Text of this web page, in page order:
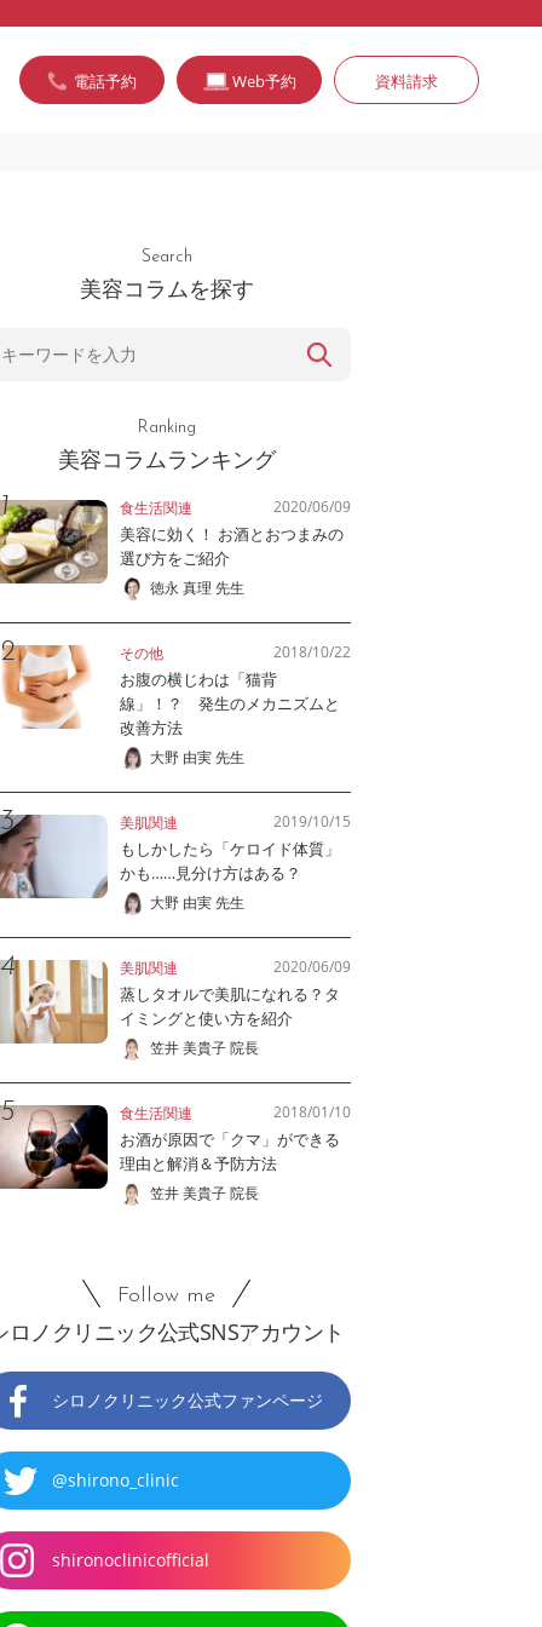
電話予約 Web予約 資料請求
Search
美容コラムを探す
Ranking
美容コラムランキング
食生活関連 2020/06/09
美容に効く！ お酒とおつまみの
選び方をご紹介
徳永 真理 先生
その他 2018/10/22
お腹の横じわは「猫背
線」！？ 発生のメカニズムと
改善方法
大野 由実 先生
美肌関連 2019/10/15
もしかしたら「ケロイド体質」
かも……見分け方はある？
大野 由実 先生
美肌関連 2020/06/09
蒸しタオルで美肌になれる？タ
イミングと使い方を紹介
笠井 美貴子 院長
食生活関連 2018/01/10
お酒が原因で「クマ」ができる
理由と解消＆予防方法
笠井 美貴子 院長
Follow me
ロノクリニック公式SNSアカウント
シロノクリニック公式ファンページ
@shirono_clinic
shironoclinicofficial